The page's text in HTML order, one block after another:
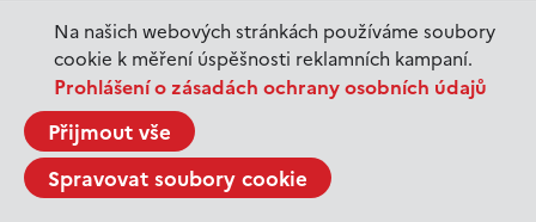
Na našich webových stránkách používáme soubory
cookie k měření úspěšnosti reklamních kampaní.
Prohlášení o zásadách ochrany osobních údajů
Přijmout vše
Spravovat soubory cookie
Chomským
Festival francouzského filmu | Je to jen konec světa
Festival francouzského filmu | Je to jen konec světa
Festival francouzského filmu | Jeanne du Barry -
Králova milenka
Jeanne du Barry – Králova milenka